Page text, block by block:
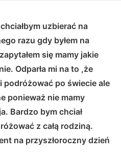
uzbierać na
razu gdy byłem na
się mamy jakie
Odparła mi na to ,że
podróżować po świecie ale
ponieważ nie mamy
Bardzo bym chciał
z całą rodziną.
na przyszłoroczny dzień